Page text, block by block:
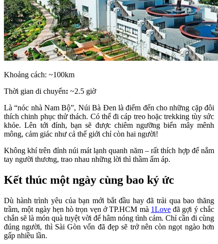
Khoảng cách: ~100km
Thời gian di chuyển: ~2.5 giờ
Là “nóc nhà Nam Bộ”, Núi Bà Đen là điểm đến cho những cặp đôi
thích chinh phục thử thách. Có thể đi cáp treo hoặc trekking tùy sức
khỏe. Lên tới đỉnh, bạn sẽ được chiêm ngưỡng biển mây mênh
mông, cảm giác như cả thế giới chỉ còn hai người!
Không khí trên đỉnh núi mát lạnh quanh năm – rất thích hợp để nắm
tay người thương, trao nhau những lời thì thầm ấm áp.
Kết thúc một ngày cùng bao ký ức
Dù hành trình yêu của bạn mới bắt đầu hay đã trải qua bao thăng
trầm, một ngày hẹn hò trọn vẹn ở TP.HCM mà 1Loveđã gợi ý chắc
chắn sẽ là món quà tuyệt vời để hâm nóng tình cảm. Chỉ cần đi cùng
đúng người, thì Sài Gòn vốn đã đẹp sẽ trở nên còn ngọt ngào hơn
gấp nhiều lần.